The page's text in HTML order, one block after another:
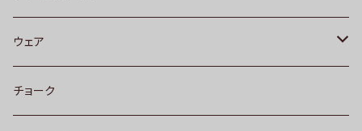
MADROCK
EVOLV
ビレイデバイス
ロープ
ウェア
クライミングパンツ
チョーク